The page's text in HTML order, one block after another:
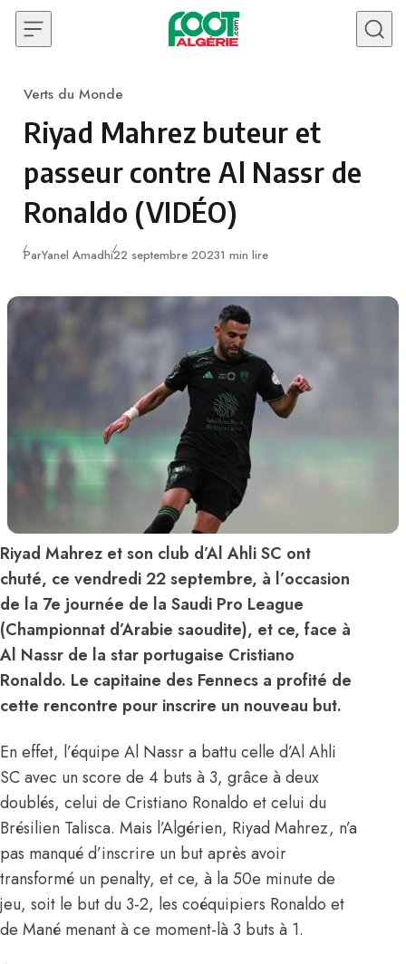
Skip to content
Category
Verts du Monde
Riyad Mahrez buteur et
passeur contre Al Nassr de
Ronaldo (VIDÉO)
ParYanel AmadhiPublié
22 septembre 20231 min lire
Riyad Mahrez et son club d’Al Ahli SC ont
chuté, ce vendredi 22 septembre, à l’occasion
de la 7e journée de la Saudi Pro League
(Championnat d’Arabie saoudite), et ce, face à
Al Nassr de la star portugaise Cristiano
Ronaldo. Le capitaine des Fennecs a profité de
cette rencontre pour inscrire un nouveau but.
En effet, l’équipe Al Nassr a battu celle d’Al Ahli
SC avec un score de 4 buts à 3, grâce à deux
doublés, celui de Cristiano Ronaldo et celui du
Brésilien Talisca. Mais l’Algérien, Riyad Mahrez, n’a
pas manqué d’inscrire un but après avoir
transformé un penalty, et ce, à la 50e minute de
jeu, soit le but du 3-2, les coéquipiers Ronaldo et
de Mané menant à ce moment-là 3 buts à 1.